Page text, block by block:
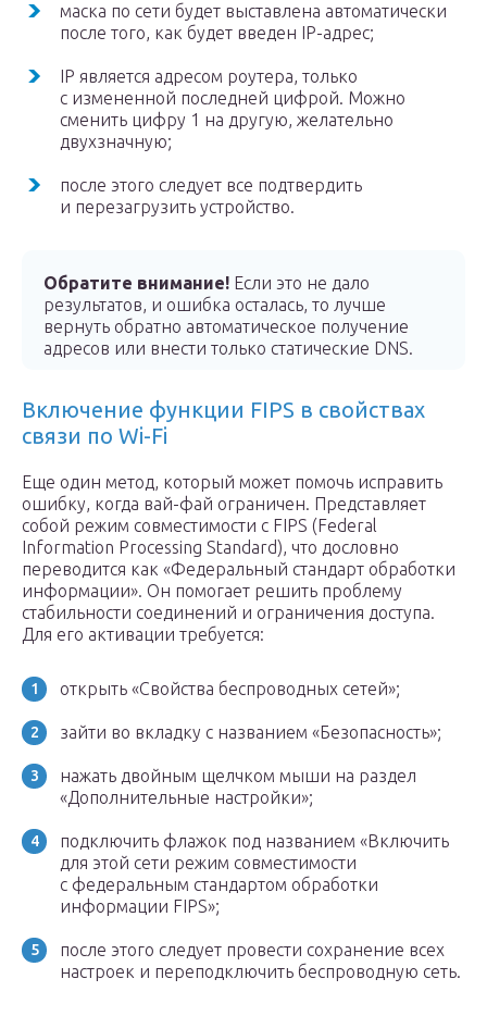
маска по сети будет выставлена автоматически
после того, как будет введен IP-адрес;
IP является адресом роутера, только
с измененной последней цифрой. Можно
сменить цифру 1 на другую, желательно
двухзначную;
после этого следует все подтвердить
и перезагрузить устройство.
Обратите внимание! Если это не дало
результатов, и ошибка осталась, то лучше
вернуть обратно автоматическое получение
адресов или внести только статические DNS.
Включение функции FIPS в свойствах
связи по Wi-Fi
Еще один метод, который может помочь исправить
ошибку, когда вай-фай ограничен. Представляет
собой режим совместимости с FIPS (Federal
Information Processing Standard), что дословно
переводится как «Федеральный стандарт обработки
информации». Он помогает решить проблему
стабильности соединений и ограничения доступа.
Для его активации требуется:
открыть «Свойства беспроводных сетей»;
зайти во вкладку с названием «Безопасность»;
нажать двойным щелчком мыши на раздел
«Дополнительные настройки»;
подключить флажок под названием «Включить
для этой сети режим совместимости
с федеральным стандартом обработки
информации FIPS»;
после этого следует провести сохранение всех
настроек и переподключить беспроводную сеть.